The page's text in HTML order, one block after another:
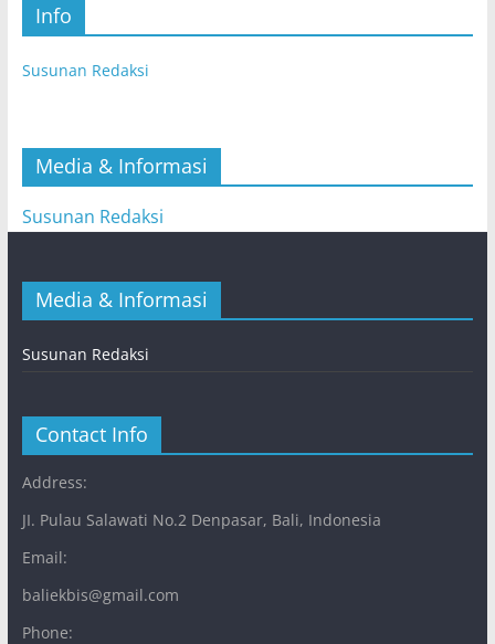
Info
Susunan Redaksi
Media & Informasi
Susunan Redaksi
Media & Informasi
Susunan Redaksi
Contact Info
Address:
JI. Pulau Salawati No.2 Denpasar, Bali, Indonesia
Email:
baliekbis@gmail.com
Phone: